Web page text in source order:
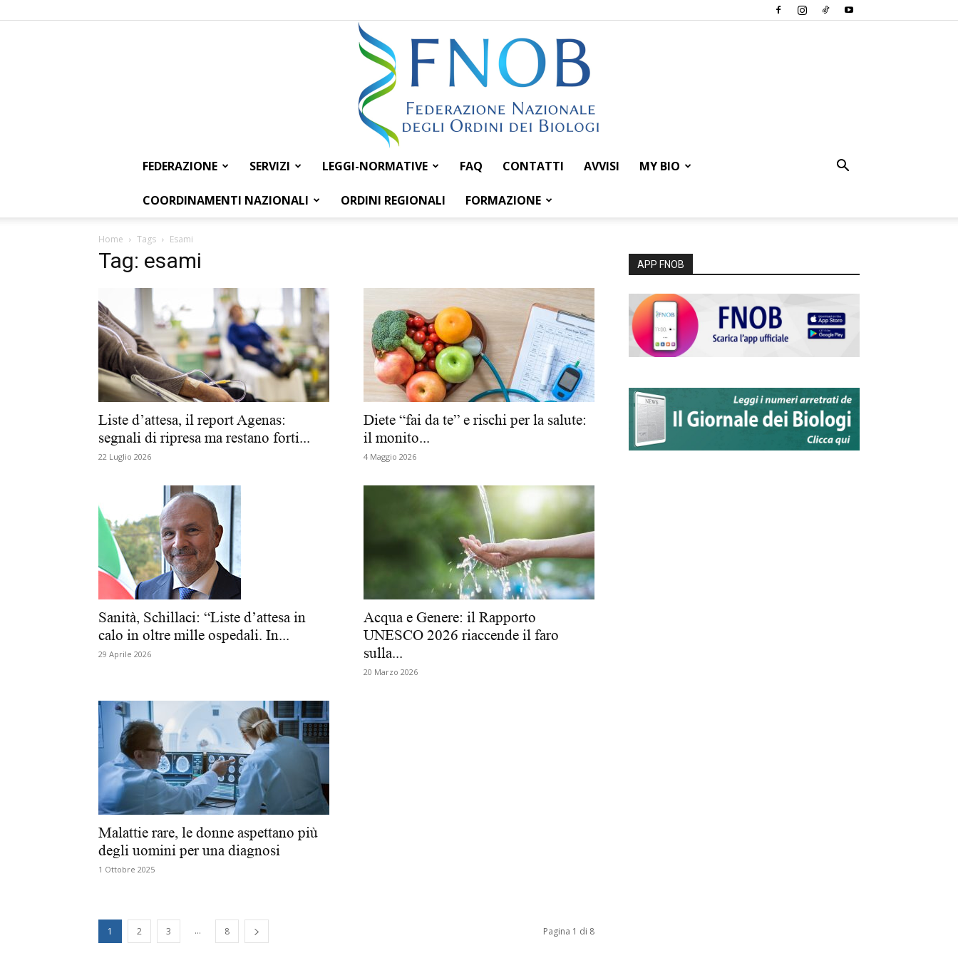
Federazione
Nazionale
degli
dei
FEDERAZIONE SERVIZI LEGGI-NORMATIVE FAQ CONTATTI AVVISI MY BIO
COORDINAMENTI NAZIONALI ORDINI REGIONALI FORMAZIONE
Home Tags Esami
Tag: esami
Liste d’attesa, il report Agenas:
segnali di ripresa ma restano forti...
22 Luglio 2026
Diete “fai da te” e rischi per la salute:
il monito...
4 Maggio 2026
Sanità, Schillaci: “Liste d’attesa in
calo in oltre mille ospedali. In...
29 Aprile 2026
Acqua e Genere: il Rapporto
UNESCO 2026 riaccende il faro
sulla...
20 Marzo 2026
Malattie rare, le donne aspettano più
degli uomini per una diagnosi
1 Ottobre 2025
1 2 3 ... 8 Pagina 1 di 8
APP FNOB